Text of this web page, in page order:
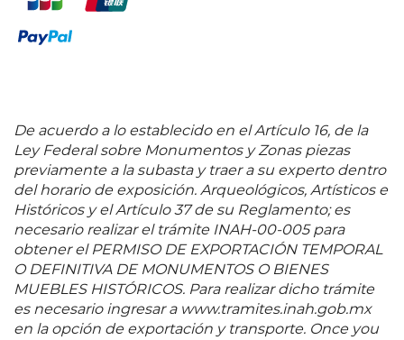
fundador de dicho comité. No es de extrañar que,
en 1967, en la Embajada de la Unión Soviética en
México, le fuera otorgado el Premio Lenin de la Paz.
premio constaba de una medalla, un diploma y mil
rubros, que decidió obsequiar a la República
Democrática de Vietnam. Estas experiencias que
eligió voluntariamente lo acercaron al dolor humano
en su máxima expresión, y a la vez lo ayudaron a
desarrollar una gran sensibilidad artística. En este
contexto fue realizada la pieza “Juicio Final”, una
obra en la que Siqueiros refleja el fin de los tiempos;
donde por fin se decidirá el destino final que cada
individuo construyó para sí. Fuente consultada:
MEJÍA GONZÁLEZ, Adolfo.México y la Unión
De acuerdo a lo establecido en el Artículo 16, de la
Ley Federal sobre Monumentos y Zonas piezas
previamente a la subasta y traer a su experto dentro
del horario de exposición. Arqueológicos, Artísticos e
Históricos y el Artículo 37 de su Reglamento; es
necesario realizar el trámite INAH-00-005 para
obtener el PERMISO DE EXPORTACIÓN TEMPORAL
O DEFINITIVA DE MONUMENTOS O BIENES
MUEBLES HISTÓRICOS. Para realizar dicho trámite
es necesario ingresar a www.tramites.inah.gob.mx
en la opción de exportación y transporte. Once you